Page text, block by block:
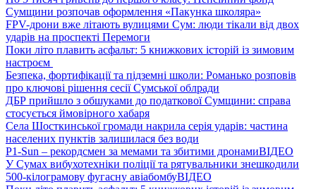
Сумщини розпочав оформлення «Пакунка школяра»
FPV-дрони вже літають вулицями Сум: люди тікали від двох
ударів на проспекті Перемоги
Поки літо плавить асфальт: 5 книжкових історій із зимовим
настроєм
Безпека, фортифікації та підземні школи: Романько розповів
про ключові рішення сесії Сумської облради
ДБР прийшло з обшуками до податкової Сумщини: справа
стосується ймовірного хабаря
Села Шосткинської громади накрила серія ударів: частина
населених пунктів залишилася без води
P1-Sun – рекордсмен за мемами та збитими дронамиВІДЕО
У Сумах вибухотехніки поліції та рятувальники знешкодили
500-кілограмову фугасну авіабомбуВІДЕО